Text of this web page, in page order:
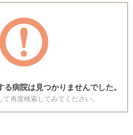
る病院は見つかりませんでした。
再度検索してみてください。